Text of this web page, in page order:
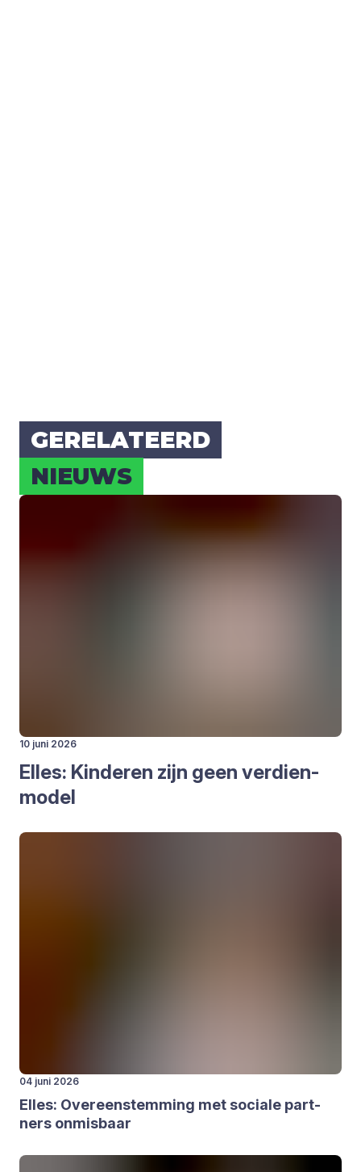
GERE­LA­TEERD
NIEUWS
10 juni 2026
Elles: Kin­de­ren zijn geen ver­dien­
mo­del
04 juni 2026
Elles: Over­een­stem­ming met soci­a­le part­
ners onmis­baar